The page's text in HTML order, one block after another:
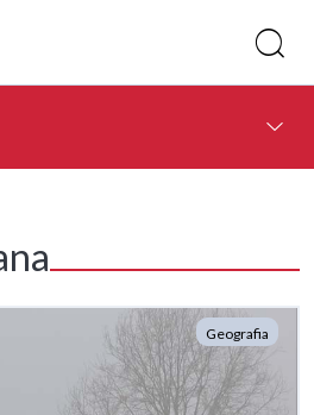
Geografia